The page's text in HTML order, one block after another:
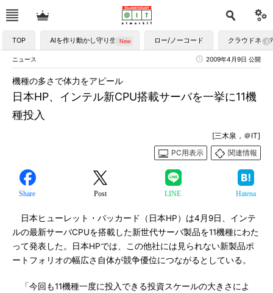
TOP AIを作り動かし守り生かす ロー/ノーコード クラウドネイ
ニュース 2009年4月9日 公開
日本HP、インテル新CPU搭載サーバを一挙に11機
種投入
機種の多さで体力をアピール
[三木泉，＠IT]
PC用表示
関連情報
Share Post LINE Hatena
日本ヒューレット・パッカード（日本HP）は4月9日、インテ
ルの最新サーバCPUを搭載した新世代サーバ製品を11機種にわた
って発表した。日本HPでは、この他社には見られない新製品ポ
ートフォリオの幅広さ自体が競争優位につながるとしている。
「今回も11機種一度に投入できる投資スケールの大きさによ